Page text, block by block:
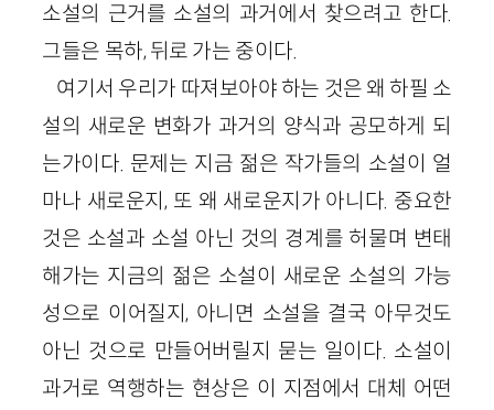
소설의 근거를 소설의 과거에서 찾으려고 한다.
그들은 목하, 뒤로 가는 중이다.
여기서 우리가 따져보아야 하는 것은 왜 하필 소
설의 새로운 변화가 과거의 양식과 공모하게 되
는가이다. 문제는 지금 젊은 작가들의 소설이 얼
마나 새로운지, 또 왜 새로운지가 아니다. 중요한
것은 소설과 소설 아닌 것의 경계를 허물며 변태
해가는 지금의 젊은 소설이 새로운 소설의 가능
성으로 이어질지, 아니면 소설을 결국 아무것도
아닌 것으로 만들어버릴지 묻는 일이다. 소설이
과거로 역행하는 현상은 이 지점에서 대체 어떤